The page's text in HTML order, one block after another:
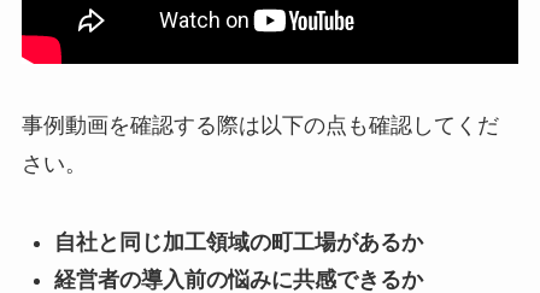
事例動画を確認する際は以下の点も確認してくだ
さい。
自社と同じ加工領域の町工場があるか
経営者の導入前の悩みに共感できるか